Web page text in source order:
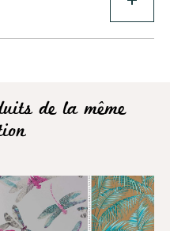
de la même